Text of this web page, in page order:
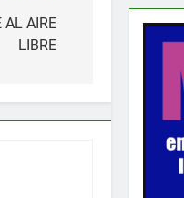
AL AIRE
LIBRE